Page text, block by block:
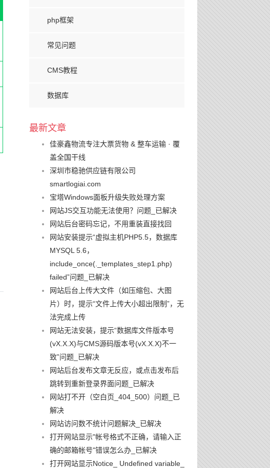
php框架
常见问题
CMS教程
数据库
最新文章
佳豪鑫物流专注大票货物 & 整车运输 · 覆
盖全国干线
深圳市稳驰供应链有限公司
smartlogiai.com
宝塔Windows面板升级失败处理方案
网站JS交互功能无法使用？问题_已解决
网站后台密码忘记，不用重装直接找回
网站安装提示“虚拟主机PHP5.5，数据库
MYSQL 5.6，
include_once(._templates_step1.php)
failed”问题_已解决
网站后台上传大文件（如压缩包、大图
片）时，提示“文件上传大小超出限制”，无
法完成上传
网站无法安装，提示“数据库文件版本号
(vX.X.X)与CMS源码版本号(vX.X.X)不一
致”问题_已解决
网站后台发布文章无反应，或点击发布后
跳转到重新登录界面问题_已解决
网站打不开（空白页_404_500）问题_已
解决
网站访问数不统计问题解决_已解决
打开网站显示"帐号格式不正确，请输入正
确的邮箱帐号"错误怎么办_已解决
打开网站显示Notice_ Undefined variable_